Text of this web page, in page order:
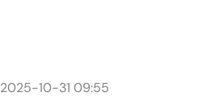
2025-10-31 09:55